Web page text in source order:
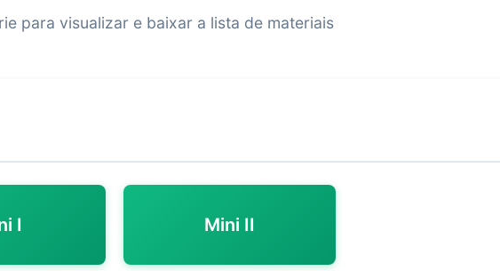
para visualizar e baixar a lista de materiais
I Mini II